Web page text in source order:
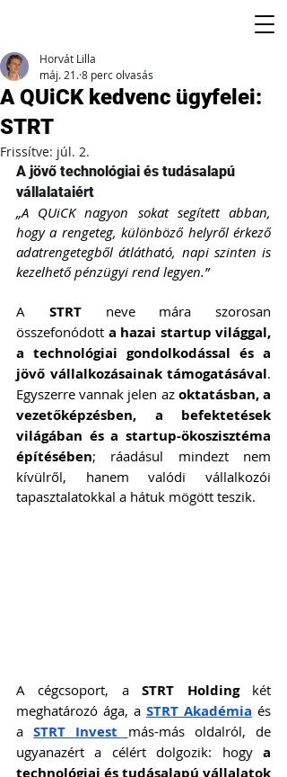
A QUiCK kedvenc ügyfelei:
STRT
Horvát Lilla
máj. 21.8 perc olvasás
Frissítve: júl. 2.
A jövő technológiai és tudásalapú
vállalataiért
„A QUiCK nagyon sokat segített abban,
hogy a rengeteg, különböző helyről érkező
adatrengetegből átlátható, napi szinten is
kezelhető pénzügyi rend legyen.”
A STRT neve mára szorosan
összefonódott a hazai startup világgal,
a technológiai gondolkodással és a
jövő vállalkozásainak támogatásával.
Egyszerre vannak jelen az oktatásban, a
vezetőképzésben, a befektetések
világában és a startup-ökoszisztéma
építésében; ráadásul mindezt nem
kívülről, hanem valódi vállalkozói
tapasztalatokkal a hátuk mögött teszik.
A cégcsoport, a STRT Holding két
meghatározó ága, a STRT Akadémia és
a STRT Invest más-más oldalról, de
ugyanazért a célért dolgozik: hogy a
technológiai és tudásalapú vállalatok